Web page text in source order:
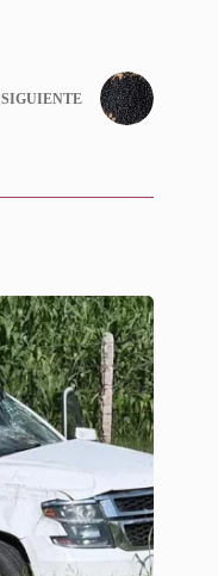
SIGUIENTE